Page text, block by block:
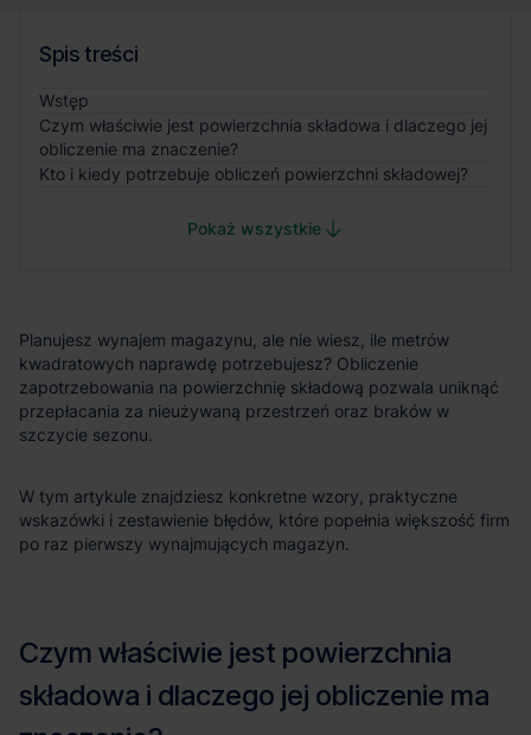
Spis treści
Wstęp
Czym właściwie jest powierzchnia składowa i dlaczego jej
obliczenie ma znaczenie?
Kto i kiedy potrzebuje obliczeń powierzchni składowej?
Pokaż wszystkie